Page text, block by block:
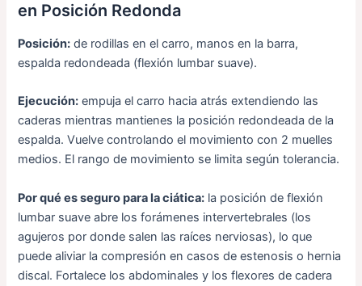
en Posición Redonda
Posición: de rodillas en el carro, manos en la barra,
espalda redondeada (flexión lumbar suave).
Ejecución: empuja el carro hacia atrás extendiendo las
caderas mientras mantienes la posición redondeada de la
espalda. Vuelve controlando el movimiento con 2 muelles
medios. El rango de movimiento se limita según tolerancia.
Por qué es seguro para la ciática: la posición de flexión
lumbar suave abre los forámenes intervertebrales (los
agujeros por donde salen las raíces nerviosas), lo que
puede aliviar la compresión en casos de estenosis o hernia
discal. Fortalece los abdominales y los flexores de cadera